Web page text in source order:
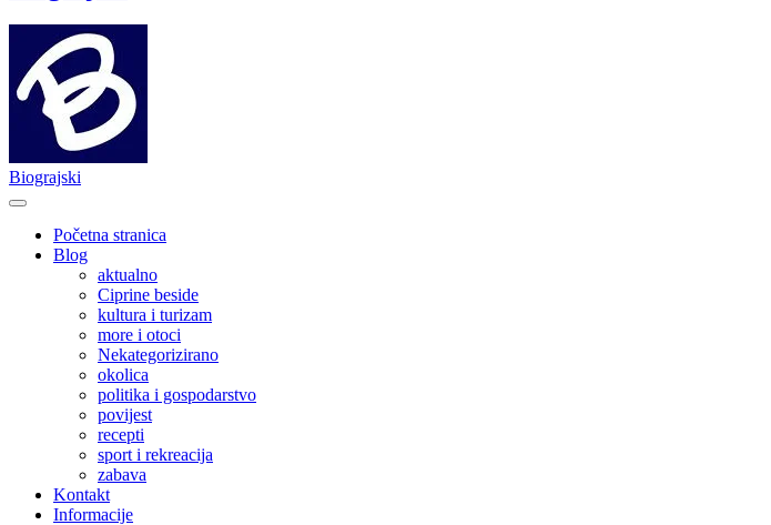
Biograjski
Početna stranica
Blog
aktualno
Ciprine beside
kultura i turizam
more i otoci
Nekategorizirano
okolica
politika i gospodarstvo
povijest
recepti
sport i rekreacija
zabava
Kontakt
Informacije